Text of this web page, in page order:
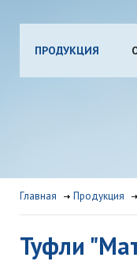
ПРОДУКЦИЯ
Главная Продукция
Туфли